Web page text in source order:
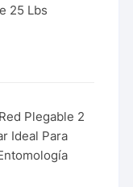
25 Lbs
Plegable 2
Ideal Para